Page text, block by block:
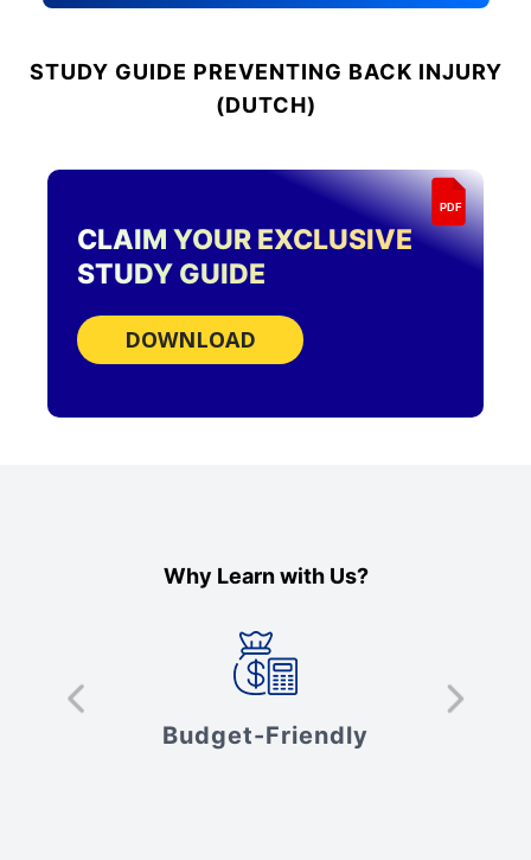
STUDY GUIDE PREVENTING BACK INJURY
(DUTCH)
PDF
CLAIM YOUR EXCLUSIVE
STUDY GUIDE
DOWNLOAD
Why Learn with Us?
Budget-Friendly